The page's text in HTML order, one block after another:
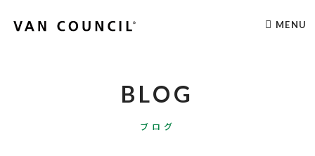
MENU
BLOG
ブログ